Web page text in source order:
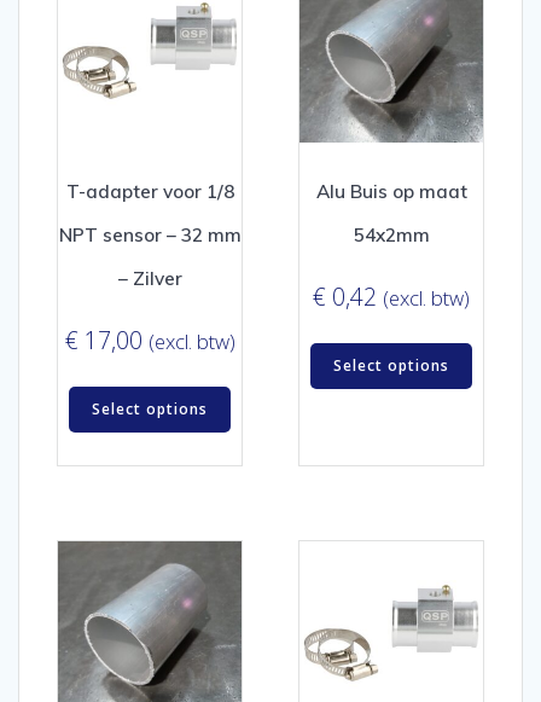
T-adapter voor 1/8
NPT sensor – 32 mm
– Zilver
€ 17,00 (excl. btw)
Select options
Alu Buis op maat
54x2mm
€ 0,42 (excl. btw)
Select options